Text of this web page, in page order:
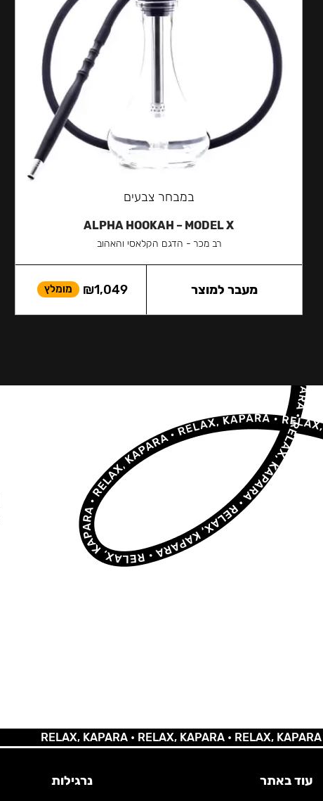
במבחר צבעים
ALPHA HOOKAH – MODEL X
רב מכר - הדגם הקלאסי והאהוב
₪1,049 מומלץ מעבר למוצר
RELAX, KAPARA •RELAX, KAPARA •RELAX, KAPARA •
עוד באתר נרגילות